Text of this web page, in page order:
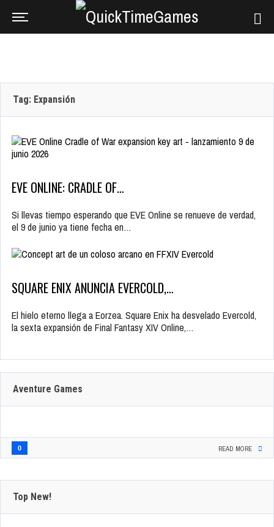
Tag: Expansión
EVE ONLINE: CRADLE OF…
Si llevas tiempo esperando que EVE Online se renueve de verdad,
el 9 de junio ya tiene fecha en…
SQUARE ENIX ANUNCIA EVERCOLD,…
El hielo eterno llega a Eorzea. Square Enix ha desvelado Evercold,
la sexta expansión de Final Fantasy XIV Online,…
Aventure Games
0 READ MORE
Top New!